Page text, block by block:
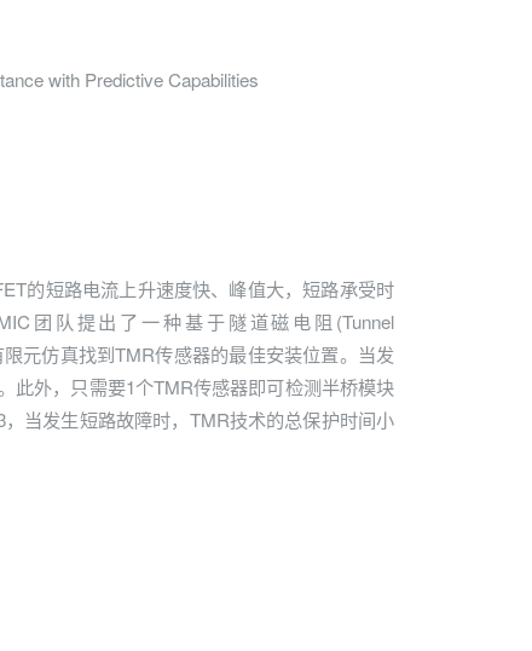
with Predictive Capabilities
的短路电流上升速度快、峰值大，短路承受时
团队提出了一种基于隧道磁电阻(Tunnel
元仿真找到TMR传感器的最佳安装位置。当发
此外，只需要1个TMR传感器即可检测半桥模块
当发生短路故障时，TMR技术的总保护时间小